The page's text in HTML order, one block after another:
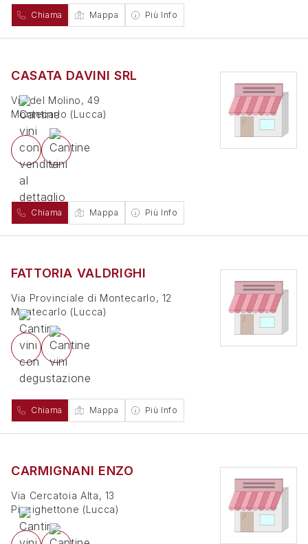
Chiama Mappa Più Info
CASATA DAVINI SRL
Via del Molino, 49
Montecarlo (Lucca)
Chiama Mappa Più Info
FATTORIA VALDRIGHI
Via Provinciale di Montecarlo, 12
Montecarlo (Lucca)
Chiama Mappa Più Info
CARMIGNANI ENZO
Via Cercatoia Alta, 13
Pizzighettone (Lucca)